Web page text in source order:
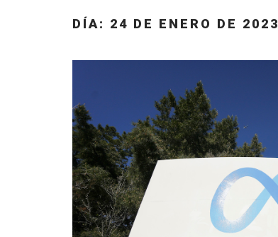
DÍA: 24 DE ENERO DE 2023